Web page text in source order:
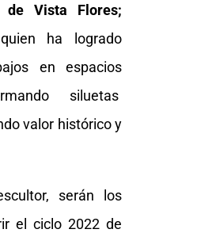
de Vista Flores;
ha logrado
en espacios
siluetas
valor histórico y
serán los
el ciclo 2022 de